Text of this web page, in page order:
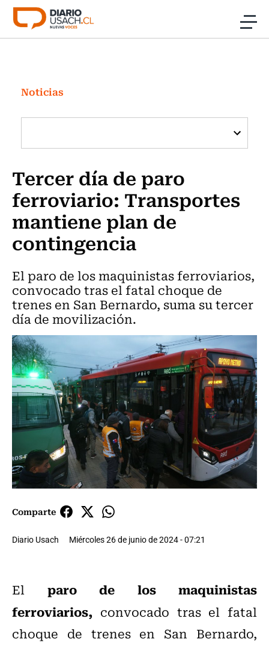
Click acá para ir directamente al contenido
Investigación
Cultura
Programas Radio y TV Usach
Noticias
Tercer día de paro
ferroviario: Transportes
mantiene plan de
contingencia
El paro de los maquinistas ferroviarios,
convocado tras el fatal choque de
trenes en San Bernardo, suma su tercer
día de movilización.
Comparte
Diario Usach Miércoles 26 de junio de 2024 - 07:21
El paro de los maquinistas
ferroviarios, convocado tras el fatal
choque de trenes en San Bernardo,